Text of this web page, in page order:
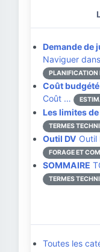
Demande de
Naviguer
PLANIFICATION
Coût
Coût …
Les limites
TERMES
Outil DV Outil
FORAGE ET
SOMMAIRE
TERMES
Toutes les